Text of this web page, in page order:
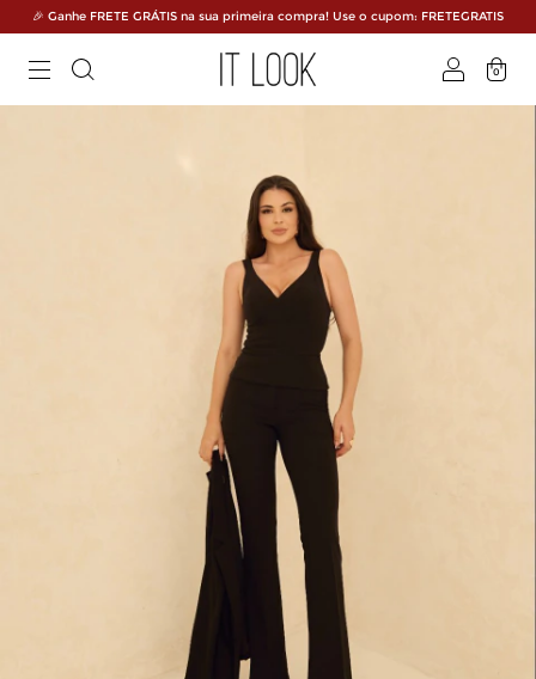
🎉 Ganhe FRETE GRÁTIS na sua primeira compra! Use o cupom: FRETEGRATIS
0